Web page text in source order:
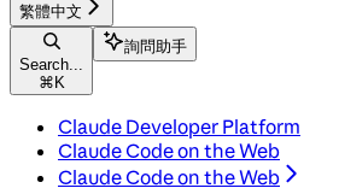
繁體中文
Search...
⌘ K
詢問助手
Claude Developer Platform
Claude Code on the Web
Claude Code on the Web